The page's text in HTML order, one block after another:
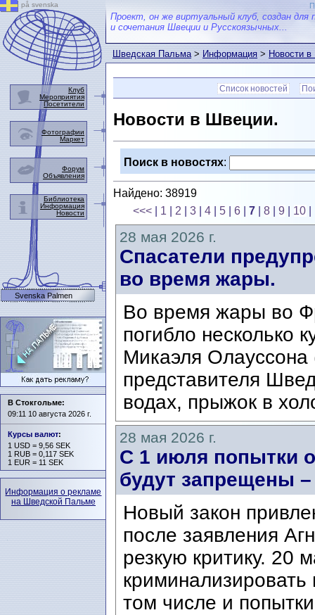
Проект, он же виртуальный клуб, создан для
и сочетания Швеции и Русскоязычных...
Шведская Пальма>Информация>Новости
Список новостей
Новости в Швеции.
Поиск в новостях:
Найдено: 38919
<<<
1 2 |3 |4 5 |6 |7 |8 |9 10
28 мая 2026 г.
Спасатели
во время жары.
Во время жары во
погибло несколько
Микаэля
представителя
водах, прыжок в
28 мая 2026 г.
С 1 июля попытки
будут запрещены
Новый закон
после заявления
резкую критику. 20
криминализировать
том числе и
på svenska
Клуб
Мероприятия
Посетители
Фотографии
Маркет
Форум
Объявления
Библиотека
Информация
Новости
Svenska Palmen
В Стокгольме:
09:11 10 августа 2026 г.
Курсы валют:
1 USD = 9,56 SEK
1 RUB = 0,117 SEK
1 EUR = 11 SEK
Информация о рекламе
на Шведской Пальме